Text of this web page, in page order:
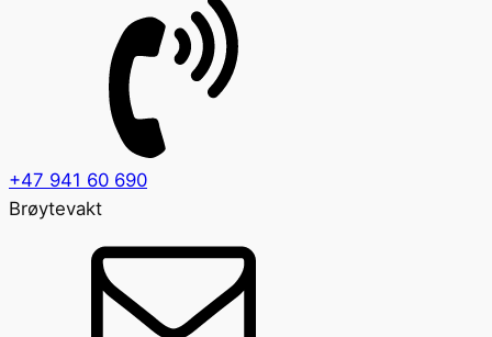
+47 941 60 690
Brøytevakt